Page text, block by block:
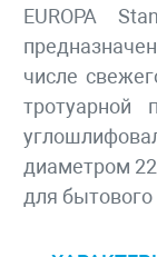
EUROPA
числе
тротуарной
диаметром
для бытового